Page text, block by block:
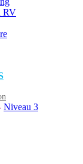
RV
Niveau 3